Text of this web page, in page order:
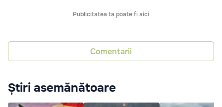
Publicitatea ta poate fi aici
Comentarii
Știri asemănătoare